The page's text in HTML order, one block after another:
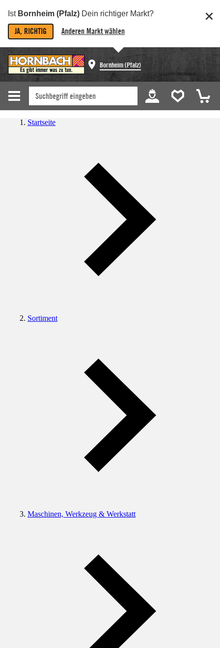
Ist Bornheim (Pfalz) Dein richtiger Markt?
JA, RICHTIG Anderen Markt wählen
Bornheim (Pfalz)
Startseite
Sortiment
Maschinen, Werkzeug & Werkstatt